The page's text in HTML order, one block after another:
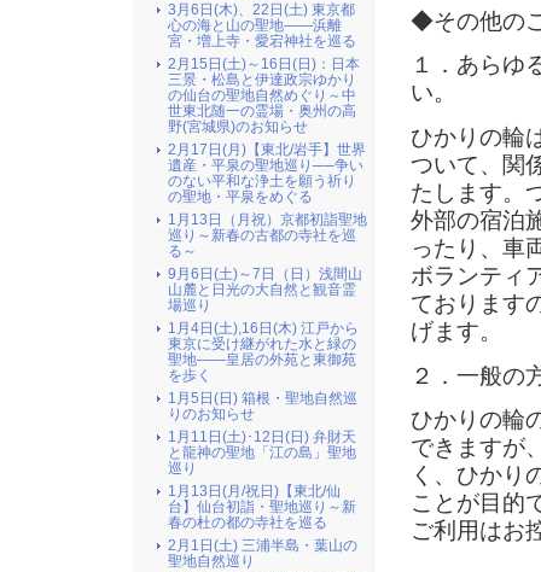
◆その他の
１．あらゆ
い。
ひかりの輪
ついて、関
たします。
外部の宿泊
ったり、車
ボランティ
ております
げます。
２．一般の
ひかりの輪
できますが
く、ひかり
ことが目的
ご利用はお
3月6日(木)、22日(土) 東京都
心の海と山の聖地――浜離
宮・増上寺・愛宕神社を巡る
2月15日(土)～16日(日)：日本
三景・松島と伊達政宗ゆかり
の仙台の聖地自然めぐり～中
世東北随一の霊場・奥州の高
野(宮城県)のお知らせ
2月17日(月)【東北/岩手】世界
遺産・平泉の聖地巡り──争い
のない平和な浄土を願う祈り
の聖地・平泉をめぐる
1月13日（月祝）京都初詣聖地
巡り～新春の古都の寺社を巡
る～
9月6日(土)～7日（日）浅間山
山麓と日光の大自然と観音霊
場巡り
1月4日(土),16日(木) 江戸から
東京に受け継がれた水と緑の
聖地――皇居の外苑と東御苑
を歩く
1月5日(日) 箱根・聖地自然巡
りのお知らせ
1月11日(土)･12日(日) 弁財天
と龍神の聖地「江の島」聖地
巡り
1月13日(月/祝日)【東北/仙
台】仙台初詣・聖地巡り～新
春の杜の都の寺社を巡る
2月1日(土) 三浦半島・葉山の
聖地自然巡り